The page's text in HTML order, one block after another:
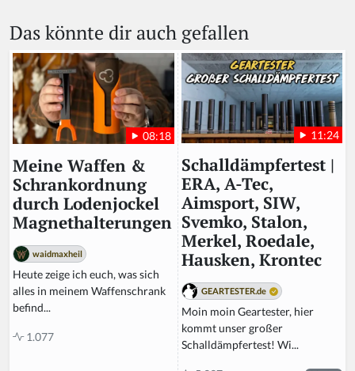
Das könnte dir auch gefallen
08:18
Meine Waffen &
Schrankordnung
durch Lodenjockel
Magnethalterungen
waidmaxheil
Heute zeige ich euch, was sich
alles in meinem Waffenschrank
befind...
1.077
11:24
Schalldämpfertest |
ERA, A-Tec,
Aimsport, SIW,
Svemko, Stalon,
Merkel, Roedale,
Hausken, Krontec
GEARTESTER.de
Moin moin Geartester, hier
kommt unser großer
Schalldämpfertest! Wi...